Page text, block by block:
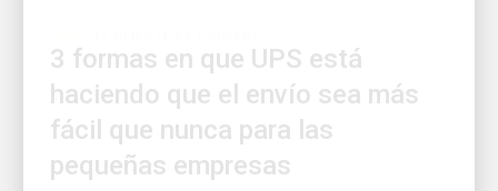
haciendo que el envío sea más
fácil que nunca para las
pequeñas empresas
Las nuevas herramientas digitales brindan a los